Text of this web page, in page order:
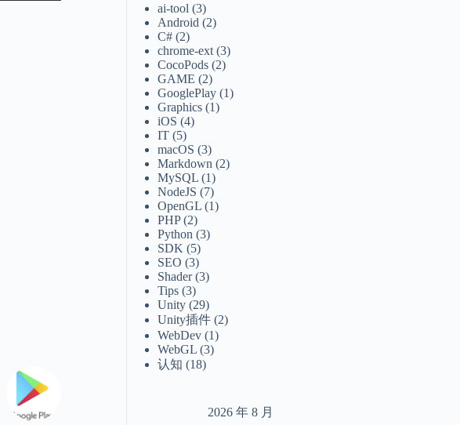
ai-tool (3)
Android (2)
C# (2)
chrome-ext (3)
CocoPods (2)
GAME (2)
GooglePlay (1)
Graphics (1)
iOS (4)
IT (5)
macOS (3)
Markdown (2)
MySQL (1)
NodeJS (7)
OpenGL (1)
PHP(2)
Python (3)
SDK (5)
SEO (3)
Shader(3)
Tips (3)
Unity (29)
Unity插件 (2)
WebDev (1)
WebGL (3)
认知 (18)
2026 年 8 月